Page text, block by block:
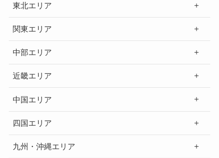
東北エリア
関東エリア
中部エリア
近畿エリア
中国エリア
四国エリア
九州・沖縄エリア